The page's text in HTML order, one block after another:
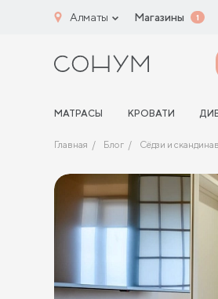
Алматы Магазины 1
МАТРАСЫ КРОВАТИ
Главная Блог Сёдзи и